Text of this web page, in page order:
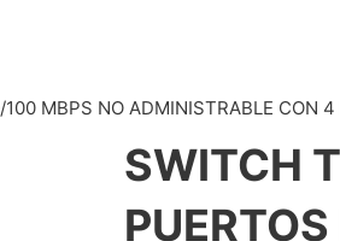
MBPS NO ADMINISTRABLE CON 4
SWITCH